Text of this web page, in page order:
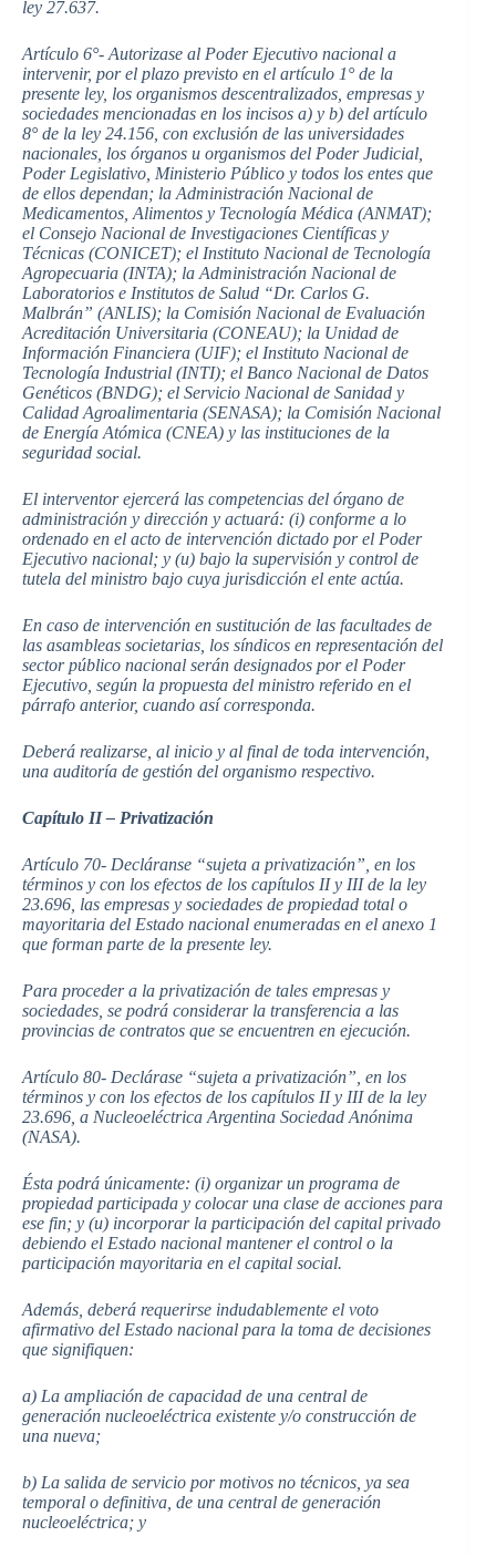
ley 27.637.
Artículo 6°- Autorizase al Poder Ejecutivo nacional a
intervenir, por el plazo previsto en el artículo 1° de la
presente ley, los organismos descentralizados, empresas y
sociedades mencionadas en los incisos a) y b) del artículo
8° de la ley 24.156, con exclusión de las universidades
nacionales, los órganos u organismos del Poder Judicial,
Poder Legislativo, Ministerio Público y todos los entes que
de ellos dependan; la Administración Nacional de
Medicamentos, Alimentos y Tecnología Médica (ANMAT);
el Consejo Nacional de Investigaciones Científicas y
Técnicas (CONICET); el Instituto Nacional de Tecnología
Agropecuaria (INTA); la Administración Nacional de
Laboratorios e Institutos de Salud “Dr. Carlos G.
Malbrán” (ANLIS); la Comisión Nacional de Evaluación
Acreditación Universitaria (CONEAU); la Unidad de
Información Financiera (UIF); el Instituto Nacional de
Tecnología Industrial (INTI); el Banco Nacional de Datos
Genéticos (BNDG); el Servicio Nacional de Sanidad y
Calidad Agroalimentaria (SENASA); la Comisión Nacional
de Energía Atómica (CNEA) y las instituciones de la
seguridad social.
El interventor ejercerá las competencias del órgano de
administración y dirección y actuará: (i) conforme a lo
ordenado en el acto de intervención dictado por el Poder
Ejecutivo nacional; y (u) bajo la supervisión y control de
tutela del ministro bajo cuya jurisdicción el ente actúa.
En caso de intervención en sustitución de las facultades de
las asambleas societarias, los síndicos en representación del
sector público nacional serán designados por el Poder
Ejecutivo, según la propuesta del ministro referido en el
párrafo anterior, cuando así corresponda.
Deberá realizarse, al inicio y al final de toda intervención,
una auditoría de gestión del organismo respectivo.
Capítulo II – Privatización
Artículo 70- Decláranse “sujeta a privatización”, en los
términos y con los efectos de los capítulos II y III de la ley
23.696, las empresas y sociedades de propiedad total o
mayoritaria del Estado nacional enumeradas en el anexo 1
que forman parte de la presente ley.
Para proceder a la privatización de tales empresas y
sociedades, se podrá considerar la transferencia a las
provincias de contratos que se encuentren en ejecución.
Artículo 80- Declárase “sujeta a privatización”, en los
términos y con los efectos de los capítulos II y III de la ley
23.696, a Nucleoeléctrica Argentina Sociedad Anónima
(NASA).
Ésta podrá únicamente: (i) organizar un programa de
propiedad participada y colocar una clase de acciones para
ese fin; y (u) incorporar la participación del capital privado
debiendo el Estado nacional mantener el control o la
participación mayoritaria en el capital social.
Además, deberá requerirse indudablemente el voto
afirmativo del Estado nacional para la toma de decisiones
que signifiquen:
a) La ampliación de capacidad de una central de
generación nucleoeléctrica existente y/o construcción de
una nueva;
b) La salida de servicio por motivos no técnicos, ya sea
temporal o definitiva, de una central de generación
nucleoeléctrica; y